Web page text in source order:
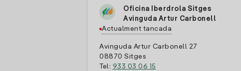
Oficina Iberdrola Sitges
Avinguda Artur Carbonell
Actualment tancada
Avinguda Artur Carbonell 27
08870 Sitges
Tel: 933 03 06 15